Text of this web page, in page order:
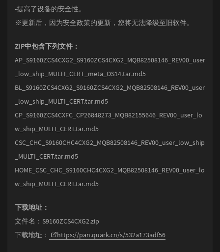
-提高了设备的安全性。
※更新后，因为安全政策的更新，您将无法降级至旧软件。
ZIP中包含下列文件：
AP_S9160ZCS4CXG2_S9160ZCS4CXG2_MQB82508146_REV00_user
_low_ship_MULTI_CERT_meta_OS14.tar.md5
BL_S9160ZCS4CXG2_S9160ZCS4CXG2_MQB82508146_REV00_user
_low_ship_MULTI_CERT.tar.md5
CP_S9160ZCS4CXFC_CP26848273_MQB82155646_REV00_user_lo
w_ship_MULTI_CERT.tar.md5
CSC_CHC_S9160CHC4CXG2_MQB82508146_REV00_user_low_ship
_MULTI_CERT.tar.md5
HOME_CSC_CHC_S9160CHC4CXG2_MQB82508146_REV00_user_lo
w_ship_MULTI_CERT.tar.md5
下载地址：
文件名：S9160ZCS4CXG2.zip
下载地址：
https://pan.quark.cn/s/532a173adf56